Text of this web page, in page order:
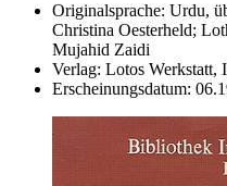
Originalsprache: Urdu,
Christina Oesterheld;
Mujahid Zaidi
Verlag: Lotos Werkstatt,
Erscheinungsdatum: